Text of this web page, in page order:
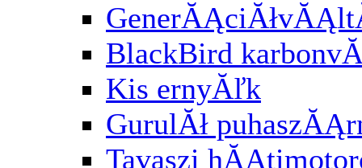
BlackBird
Kis ernyĂľk
GurulĂł
Tavaszi